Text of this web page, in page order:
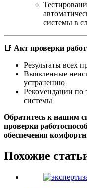
системы в
📑 Акт проверки
Результаты всех
Выявленные
устранению
Рекомендации по
системы
Обратитесь к нашим
проверки
обеспечения
Похожие